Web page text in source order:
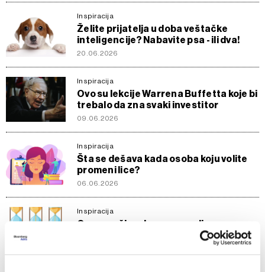
Inspiracija
Želite prijatelja u doba veštačke
inteligencije? Nabavite psa - ili dva!
20.06.2026
Inspiracija
Ovo su lekcije Warrena Buffetta koje bi
trebalo da zna svaki investitor
09.06.2026
Inspiracija
Šta se dešava kada osoba koju volite
promeni lice?
06.06.2026
Inspiracija
Osam načina da vreme radi za vas